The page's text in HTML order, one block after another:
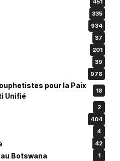
451
335
934
37
201
39
978
pour la Paix
Unifié
18
2
404
4
42
Botswana 1